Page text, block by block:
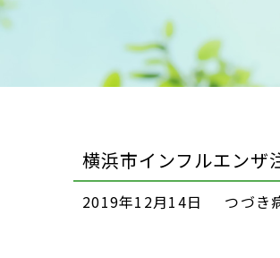
横浜市インフルエンザ
2019年12月14日 つづき